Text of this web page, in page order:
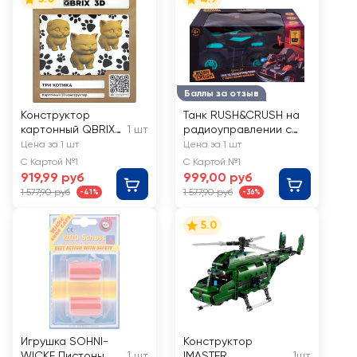
Конструктор
картонный QBRIX
3D, в
ассортименте,
Арт. 20021
1 шт
Цена за 1 шт
С Картой №1
919,99 руб
1 577,90 руб -41%
Баллы за отзыв
Танк RUSH&CRUSH на
радиоуправлении с
гидрогелиевыми
шариками, Арт.
902106155
Цена за 1 шт
С Картой №1
999,00 руб
1 577,90 руб -36%
Игрушка SOHNI-
5.0
Конструктор